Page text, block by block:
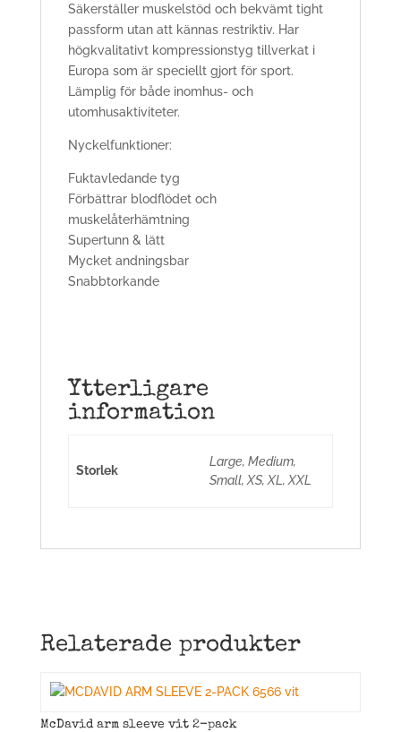
Säkerställer muskelstöd och bekvämt tight
passform utan att kännas restriktiv. Har
högkvalitativt kompressionstyg tillverkat i
Europa som är speciellt gjort för sport.
Lämplig för både inomhus- och
utomhusaktiviteter.
Nyckelfunktioner:
Fuktavledande tyg
Förbättrar blodflödet och
muskelåterhämtning
Supertunn & lätt
Mycket andningsbar
Snabbtorkande
Ytterligare
information
Storlek
Large, Medium,
Small, XS, XL, XXL
Relaterade produkter
McDavid arm sleeve vit 2-pack